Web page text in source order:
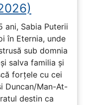
ani, Sabia Puterii
în Eternia, unde
sub domnia
salva familia și
forțele cu cei
Duncan/Man-At-
destin ca